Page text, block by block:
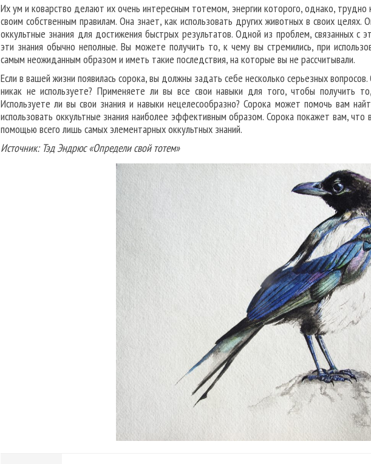
Их ум и коварство делают их очень интересным тотемом, энергии которого, однако, трудно
своим собственным правилам. Она знает, как использовать других животных в своих
оккультные знания для достижения быстрых результатов. Одной из проблем, связанных с
эти знания обычно неполные. Вы можете получить то, к чему вы стремились, при
самым неожиданным образом и иметь такие последствия, на которые вы не рассчитывали.
Если в вашей жизни появилась сорока, вы должны задать себе несколько серьезных
никак не используете? Применяете ли вы все свои навыки для того, чтобы получить
Используете ли вы свои знания и навыки нецелесообразно? Сорока может помочь вам
использовать оккультные знания наиболее эффективным образом. Сорока покажет вам,
помощью всего лишь самых элементарных оккультных знаний.
Источник: Тэд Эндрюс «Определи свой тотем»